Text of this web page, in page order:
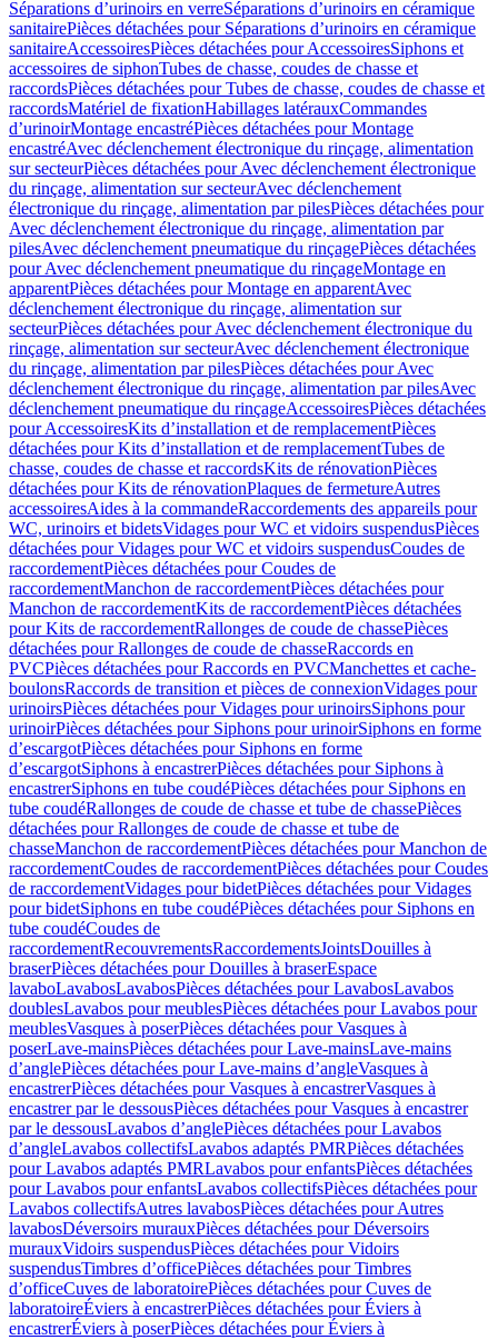
Séparations d’urinoirs en verreSéparations d’urinoirs en céramique
sanitairePièces détachées pour Séparations d’urinoirs en céramique
sanitaireAccessoiresPièces détachées pour AccessoiresSiphons et
accessoires de siphonTubes de chasse, coudes de chasse et
raccordsPièces détachées pour Tubes de chasse, coudes de chasse et
raccordsMatériel de fixationHabillages latérauxCommandes
dʼurinoirMontage encastréPièces détachées pour Montage
encastréAvec déclenchement électronique du rinçage, alimentation
sur secteurPièces détachées pour Avec déclenchement électronique
du rinçage, alimentation sur secteurAvec déclenchement
électronique du rinçage, alimentation par pilesPièces détachées pour
Avec déclenchement électronique du rinçage, alimentation par
pilesAvec déclenchement pneumatique du rinçagePièces détachées
pour Avec déclenchement pneumatique du rinçageMontage en
apparentPièces détachées pour Montage en apparentAvec
déclenchement électronique du rinçage, alimentation sur
secteurPièces détachées pour Avec déclenchement électronique du
rinçage, alimentation sur secteurAvec déclenchement électronique
du rinçage, alimentation par pilesPièces détachées pour Avec
déclenchement électronique du rinçage, alimentation par pilesAvec
déclenchement pneumatique du rinçageAccessoiresPièces détachées
pour AccessoiresKits d’installation et de remplacementPièces
détachées pour Kits d’installation et de remplacementTubes de
chasse, coudes de chasse et raccordsKits de rénovationPièces
détachées pour Kits de rénovationPlaques de fermetureAutres
accessoiresAides à la commandeRaccordements des appareils pour
WC, urinoirs et bidetsVidages pour WC et vidoirs suspendusPièces
détachées pour Vidages pour WC et vidoirs suspendusCoudes de
raccordementPièces détachées pour Coudes de
raccordementManchon de raccordementPièces détachées pour
Manchon de raccordementKits de raccordementPièces détachées
pour Kits de raccordementRallonges de coude de chassePièces
détachées pour Rallonges de coude de chasseRaccords en
PVCPièces détachées pour Raccords en PVCManchettes et cache-
boulonsRaccords de transition et pièces de connexionVidages pour
urinoirsPièces détachées pour Vidages pour urinoirsSiphons pour
urinoirPièces détachées pour Siphons pour urinoirSiphons en forme
d’escargotPièces détachées pour Siphons en forme
d’escargotSiphons à encastrerPièces détachées pour Siphons à
encastrerSiphons en tube coudéPièces détachées pour Siphons en
tube coudéRallonges de coude de chasse et tube de chassePièces
détachées pour Rallonges de coude de chasse et tube de
chasseManchon de raccordementPièces détachées pour Manchon de
raccordementCoudes de raccordementPièces détachées pour Coudes
de raccordementVidages pour bidetPièces détachées pour Vidages
pour bidetSiphons en tube coudéPièces détachées pour Siphons en
tube coudéCoudes de
raccordementRecouvrementsRaccordementsJointsDouilles à
braserPièces détachées pour Douilles à braserEspace
lavaboLavabosLavabosPièces détachées pour LavabosLavabos
doublesLavabos pour meublesPièces détachées pour Lavabos pour
meublesVasques à poserPièces détachées pour Vasques à
poserLave-mainsPièces détachées pour Lave-mainsLave-mains
d’anglePièces détachées pour Lave-mains d’angleVasques à
encastrerPièces détachées pour Vasques à encastrerVasques à
encastrer par le dessousPièces détachées pour Vasques à encastrer
par le dessousLavabos d’anglePièces détachées pour Lavabos
d’angleLavabos collectifsLavabos adaptés PMRPièces détachées
pour Lavabos adaptés PMRLavabos pour enfantsPièces détachées
pour Lavabos pour enfantsLavabos collectifsPièces détachées pour
Lavabos collectifsAutres lavabosPièces détachées pour Autres
lavabosDéversoirs murauxPièces détachées pour Déversoirs
murauxVidoirs suspendusPièces détachées pour Vidoirs
suspendusTimbres dʼofficePièces détachées pour Timbres
dʼofficeCuves de laboratoirePièces détachées pour Cuves de
laboratoireÉviers à encastrerPièces détachées pour Éviers à
encastrerÉviers à poserPièces détachées pour Éviers à